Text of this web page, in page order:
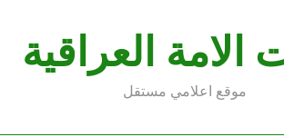
العراقية
موقع اعلامي مستقل